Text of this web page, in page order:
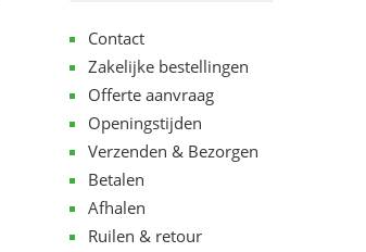
Contact
Zakelijke bestellingen
Offerte aanvraag
Openingstijden
Verzenden & Bezorgen
Betalen
Afhalen
Ruilen & retour